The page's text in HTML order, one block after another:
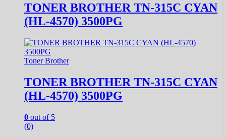
TONER BROTHER TN-315C CYAN
(HL-4570) 3500PG
Toner Brother
TONER BROTHER TN-315C CYAN
(HL-4570) 3500PG
0 out of 5
(0)